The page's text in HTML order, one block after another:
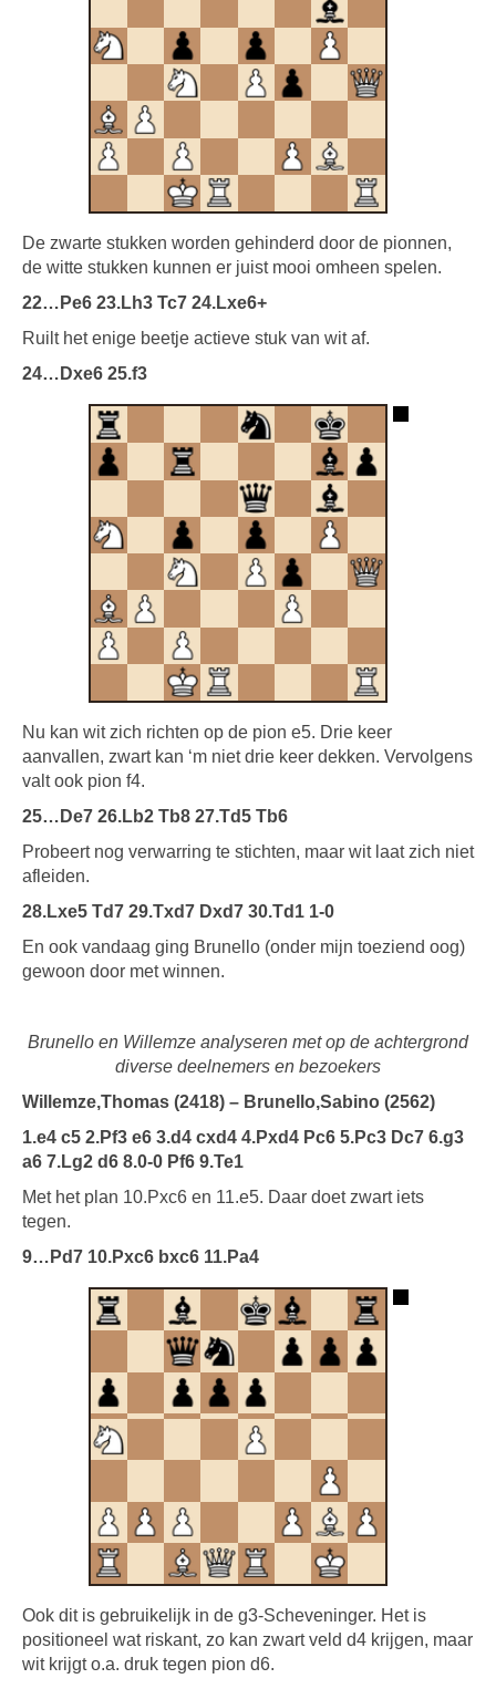
De zwarte stukken worden gehinderd door de pionnen,
de witte stukken kunnen er juist mooi omheen spelen.
22…Pe6 23.Lh3 Tc7 24.Lxe6+
Ruilt het enige beetje actieve stuk van wit af.
24…Dxe6 25.f3
Nu kan wit zich richten op de pion e5. Drie keer
aanvallen, zwart kan ‘m niet drie keer dekken. Vervolgens
valt ook pion f4.
25…De7 26.Lb2 Tb8 27.Td5 Tb6
Probeert nog verwarring te stichten, maar wit laat zich niet
afleiden.
28.Lxe5 Td7 29.Txd7 Dxd7 30.Td1 1-0
En ook vandaag ging Brunello (onder mijn toeziend oog)
gewoon door met winnen.
Brunello en Willemze analyseren met op de achtergrond
diverse deelnemers en bezoekers
Willemze,Thomas (2418) – Brunello,Sabino (2562)
1.e4 c5 2.Pf3 e6 3.d4 cxd4 4.Pxd4 Pc6 5.Pc3 Dc7 6.g3
a6 7.Lg2 d6 8.0-0 Pf6 9.Te1
Met het plan 10.Pxc6 en 11.e5. Daar doet zwart iets
tegen.
9…Pd7 10.Pxc6 bxc6 11.Pa4
Ook dit is gebruikelijk in de g3-Scheveninger. Het is
positioneel wat riskant, zo kan zwart veld d4 krijgen, maar
wit krijgt o.a. druk tegen pion d6.